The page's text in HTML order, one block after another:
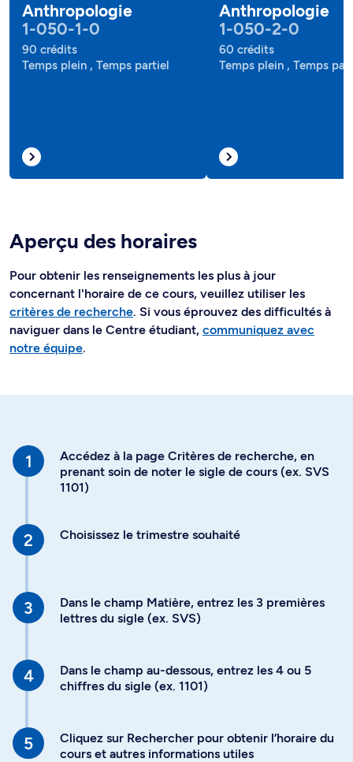
Anthropologie
1-050-1-0
90 crédits
Temps plein , Temps partiel
Anthropologie
1-050-2-0
60 crédits
Temps plein , Temps
Aperçu des horaires
Pour obtenir les renseignements les plus à jour
concernant l'horaire de ce cours, veuillez utiliser les
critères de recherche. Si vous éprouvez des difficultés à
naviguer dans le Centre étudiant, communiquez avec
notre équipe.
Accédez à la page Critères de recherche, en
prenant soin de noter le sigle de cours (ex. SVS
1101)
Choisissez le trimestre souhaité
Dans le champ Matière, entrez les 3 premières
lettres du sigle (ex. SVS)
Dans le champ au-dessous, entrez les 4 ou 5
chiffres du sigle (ex. 1101)
Cliquez sur Rechercher pour obtenir l’horaire du
cours et autres informations utiles